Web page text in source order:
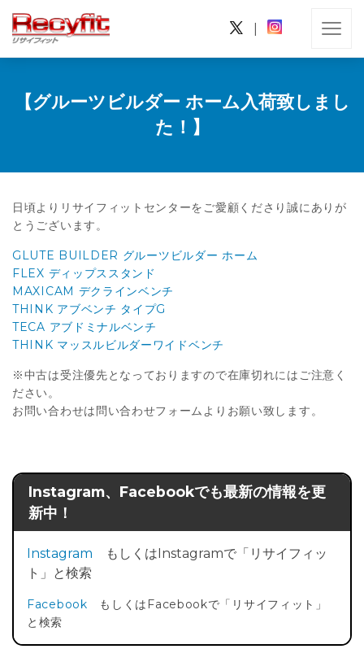
【グルーツビルダー ホーム入荷致しまし
た！】
日頃よりリサイフィットセンターをご愛顧くださり誠にありが
とうございます。
GLUTE BUILDER グルーツビルダー ホーム
FLEX ディップススタンド
MAXICAM デクラインベンチ
THINK アブベンチ タイプG
TECA アブドミナルベンチ
THINK マッスルビルダーワイドベンチ
※中古は受注優先となっておりますので在庫切れにはご注意く
ださい。
お問い合わせは問い合わせフォームよりお願い致します。
Instagram、Facebookでも最新の情報を更
新中！
Instagram もしくはInstagramで「リサイフィッ
ト」と検索
Facebook もしくはFacebookで「リサイフィット」
と検索